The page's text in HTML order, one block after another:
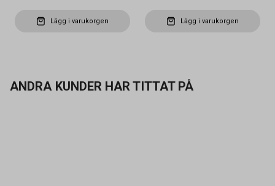
Lägg i varukorgen Lägg i varukorgen
ANDRA KUNDER HAR TITTAT PÅ